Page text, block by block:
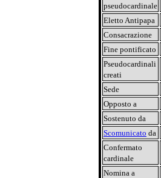
pseudocardinale
Eletto Antipapa
Consacrazione
Fine pontificato
Pseudocardinali
creati
Sede
Opposto a
Sostenuto da
Scomunicato da
Confermato
cardinale
Nomina a